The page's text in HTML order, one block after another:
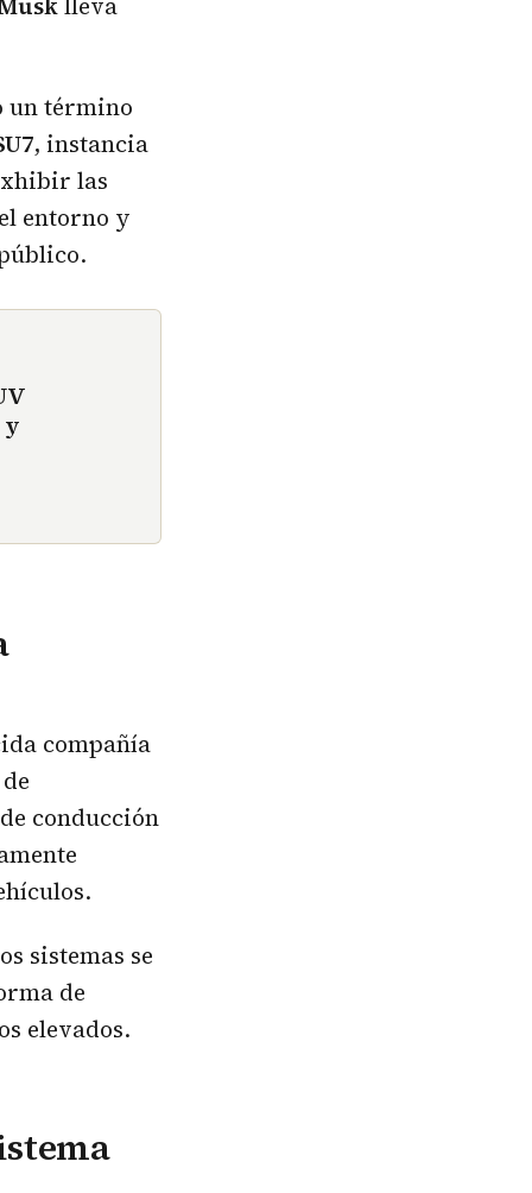
un término
, instancia
las
entorno y
compañía
conducción
sistemas se
de
elevados.